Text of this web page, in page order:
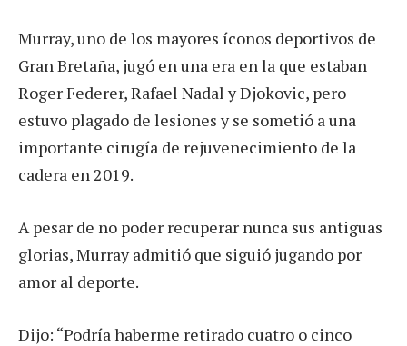
Murray, uno de los mayores íconos deportivos de
Gran Bretaña, jugó en una era en la que estaban
Roger Federer, Rafael Nadal y Djokovic, pero
estuvo plagado de lesiones y se sometió a una
importante cirugía de rejuvenecimiento de la
cadera en 2019.
A pesar de no poder recuperar nunca sus antiguas
glorias, Murray admitió que siguió jugando por
amor al deporte.
Dijo: “Podría haberme retirado cuatro o cinco